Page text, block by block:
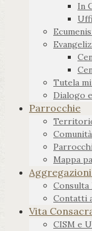
In
Tutela
Dialogo
Parrocchie
Mappa
Consulta
Contatti
Vita
CISM e